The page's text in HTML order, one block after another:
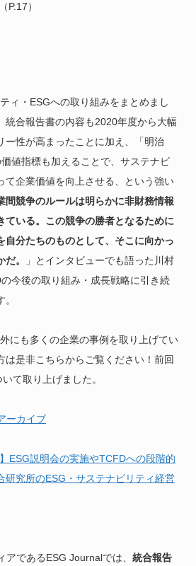
P.17）
ィ・ESGへの取り組みをまとめまし
統合報告書の内容も2020年度から大幅
ー性が高まったことに加え、「明治
値指標も加えることで、サステナビ
て企業価値を向上させる、という強い
間競争のルールは明らかに非財務情報
ている。この競争の勝者となるために
自分たちのものとして、そこに向かっ
。
」とインタビューでも語った川村
今後の取り組み・成長戦略に引き続
にも多くの企業の事例を取り上げてい
は是非こちらからご覧ください！前回
て取り上げました。
ーカイブ
ESG説明会の実施やTCFDへの段階的
研究所のESG・サステナビリティ経営
アであるESG Journalでは、 統合報告